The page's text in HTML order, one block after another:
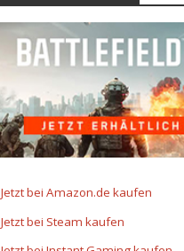
Jetzt bei Amazon.de kaufen
Jetzt bei Steam kaufen